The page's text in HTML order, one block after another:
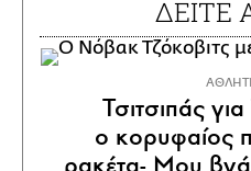
ΔΕΙΤΕ
Τσιτσιπάς
ο κορυφαίος
ρακέτα- Μου